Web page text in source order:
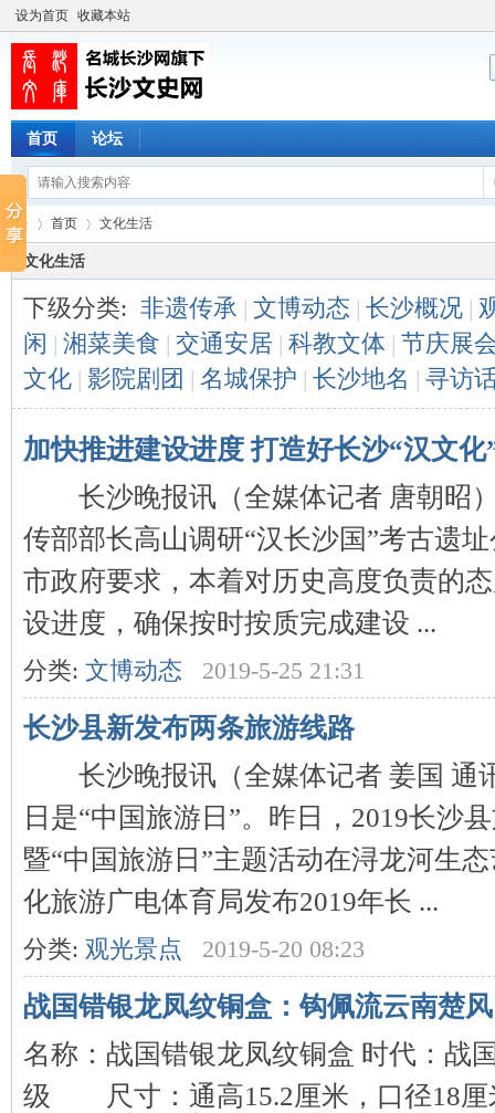
设为首页 收藏本站
首页 论坛
沙
库
首页
›
文化生活
文化生活
下级分类: 非遗传承 | 文博动态 | 长沙概况 |
闲 | 湘菜美食 | 交通安居 | 科教文体 | 节庆展
文化 | 影院剧团 | 名城保护 | 长沙地名 | 寻访
加快推进建设进度 打造好长沙“汉文化
长沙晚报讯（全媒体记者 唐朝昭
传部部长高山调研“汉长沙国”考古遗
市政府要求，本着对历史高度负责的
设进度，确保按时按质完成建设 ...
分类: 文博动态 2019-5-25 21:31
长沙县新发布两条旅游线路
长沙晚报讯（全媒体记者 姜国 通
日是“中国旅游日”。昨日，2019长沙
暨“中国旅游日”主题活动在浔龙河生
化旅游广电体育局发布2019年长 ...
分类: 观光景点 2019-5-20 08:23
战国错银龙凤纹铜盒：钩佩流云南楚风
名称：战国错银龙凤纹铜盒 时代：战
级 尺寸：通高15.2厘米，口径18厘